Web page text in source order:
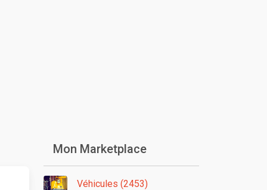
Mon Marketplace
Véhicules (2453)